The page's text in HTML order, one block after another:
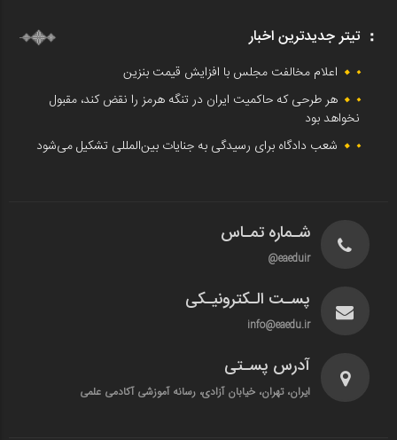
تیتر جدیدترین اخبار
اعلام مخالفت مجلس با افزایش قیمت بنزین
هر طرحی که حاکمیت ایران در تنگه هرمز را نقض کند، مقبول
نخواهد بود
شعب دادگاه برای رسیدگی به جنایات بین‌المللی تشکیل می‌شود
شـماره تمـاس
eaeduir@
پسـت الـکترونیـکی
info@eaedu.ir
آدرس پسـتی
ایران، تهران، خیابان آزادی، رسانه آموزشی آکادمی علمی